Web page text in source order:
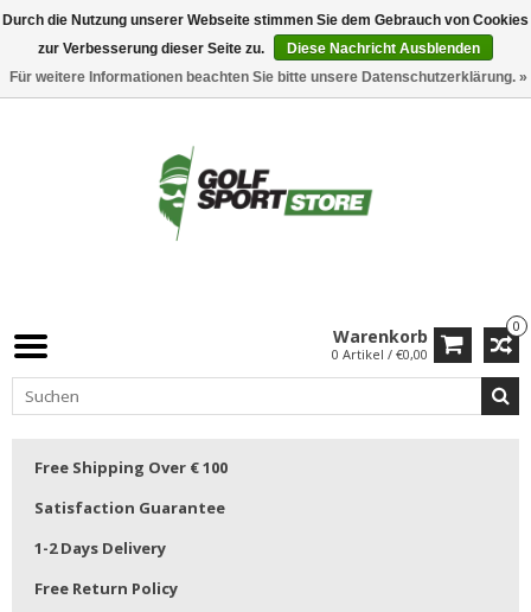
0
Warenkorb
0 Artikel / €0,00
Free Shipping Over € 100
Satisfaction Guarantee
1-2 Days Delivery
Free Return Policy
Durch die Nutzung unserer Webseite stimmen Sie dem Gebrauch von Cookies
zur Verbesserung dieser Seite zu.
Diese Nachricht Ausblenden
Für weitere Informationen beachten Sie bitte unsere Datenschutzerklärung. »